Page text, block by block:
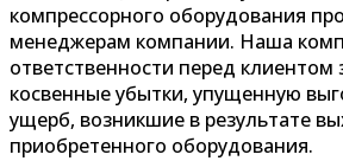
компрессорного оборудования
менеджерам компании. Наша
ответственности перед клиентом
косвенные убытки, упущенную
ущерб, возникшие в результате
приобретенного оборудования.